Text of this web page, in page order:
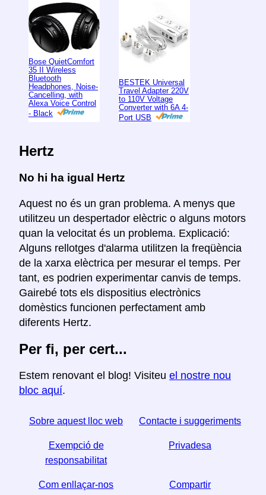
Bose QuietComfort
35 II Wireless
Bluetooth
Headphones, Noise-
Cancelling, with
Alexa Voice Control
- Black
BESTEK Universal
Travel Adapter 220V
to 110V Voltage
Converter with 6A 4-
Port USB
Hertz
No hi ha igual Hertz
Aquest no és un gran problema. A menys que
utilitzeu un despertador elèctric o alguns motors
quan la velocitat és un problema. Explicació:
Alguns rellotges d'alarma utilitzen la freqüència
de la xarxa elèctrica per mesurar el temps. Per
tant, es podrien experimentar canvis de temps.
Gairebé tots els dispositius electrònics
domèstics funcionen perfectament amb
diferents Hertz.
Per fi, per cert...
Estem renovant el blog! Visiteu el nostre nou
bloc aquí.
Sobre aquest lloc web Contacte i suggeriments
Exempció de
responsabilitat
Privadesa
Com enllaçar-nos Compartir